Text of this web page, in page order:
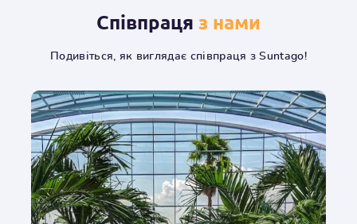
Співпраця з нами
Подивіться, як виглядає співпраця з Suntago!